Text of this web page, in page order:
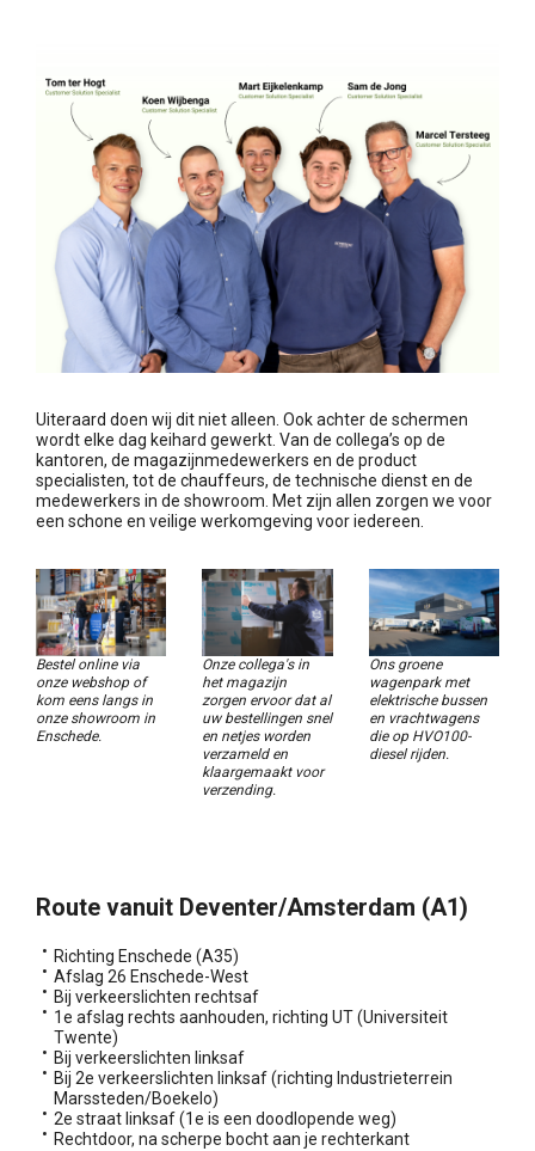
Uiteraard doen wij dit niet alleen. Ook achter de schermen
wordt elke dag keihard gewerkt. Van de collega’s op de
kantoren, de magazijnmedewerkers en de product
specialisten, tot de chauffeurs, de technische dienst en de
medewerkers in de showroom. Met zijn allen zorgen we voor
een schone en veilige werkomgeving voor iedereen.
Bestel online via
onze webshop of
kom eens langs in
onze showroom in
Enschede.
Onze collega's in
het magazijn
zorgen ervoor dat al
uw bestellingen snel
en netjes worden
verzameld en
klaargemaakt voor
verzending.
Ons groene
wagenpark met
elektrische bussen
en vrachtwagens
die op HVO100-
diesel rijden.
Route vanuit Deventer/Amsterdam (A1)
Richting Enschede (A35)
Afslag 26 Enschede-West
Bij verkeerslichten rechtsaf
1e afslag rechts aanhouden, richting UT (Universiteit
Twente)
Bij verkeerslichten linksaf
Bij 2e verkeerslichten linksaf (richting Industrieterrein
Marssteden/Boekelo)
2e straat linksaf (1e is een doodlopende weg)
Rechtdoor, na scherpe bocht aan je rechterkant